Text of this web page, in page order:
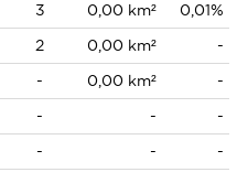
3 0,00 km²
0,01%
2 0,00 km²
-
- 0,00 km²
-
- -
-
- - -